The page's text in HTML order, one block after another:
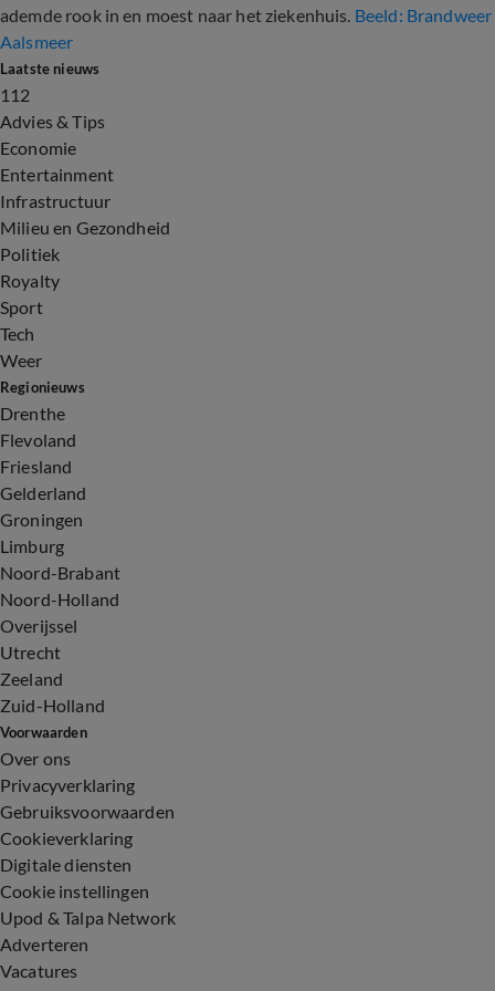
ademde rook in en moest naar het ziekenhuis. Beeld: Brandweer
Aalsmeer
Laatste nieuws
112
Advies & Tips
Economie
Entertainment
Infrastructuur
Milieu en Gezondheid
Politiek
Royalty
Sport
Tech
Weer
Regionieuws
Drenthe
Flevoland
Friesland
Gelderland
Groningen
Limburg
Noord-Brabant
Noord-Holland
Overijssel
Utrecht
Zeeland
Zuid-Holland
Voorwaarden
Over ons
Privacyverklaring
Gebruiksvoorwaarden
Cookieverklaring
Digitale diensten
Cookie instellingen
Upod & Talpa Network
Adverteren
Vacatures